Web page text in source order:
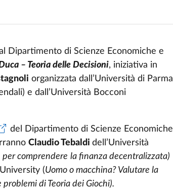
Dipartimento di Scienze Economiche e
– Teoria delle Decisioni, iniziativa in
organizzata dall’Università di Parma
e dall’Università Bocconi
del Dipartimento di Scienze Economiche
Claudio Tebaldi dell’Università
per comprendere la finanza decentralizzata)
(Uomo o macchina? Valutare la
di Teoria dei Giochi).